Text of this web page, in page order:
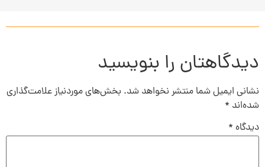
دیدگاهتان را بنویسید
نشانی ایمیل شما منتشر نخواهد شد. بخش‌های موردنیاز علامت‌گذاری
شده‌اند *
دیدگاه *